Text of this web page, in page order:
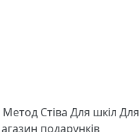
Метод Стіва Для шкіл Для
подарунків